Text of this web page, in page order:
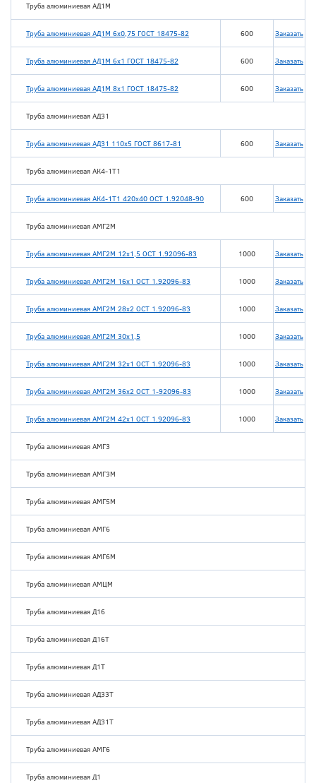
Труба алюминиевая АД1М
Труба алюминиевая АД1М 6х0,75 ГОСТ 18475-82 600 Заказать
Труба алюминиевая АД1М 6х1 ГОСТ 18475-82 600 Заказать
Труба алюминиевая АД1М 8х1 ГОСТ 18475-82 600 Заказать
Труба алюминиевая АД31
Труба алюминиевая АД31 110х5 ГОСТ 8617-81 600 Заказать
Труба алюминиевая АК4-1Т1
Труба алюминиевая АК4-1Т1 420х40 ОСТ 1.92048-90 600 Заказать
Труба алюминиевая АМГ2М
Труба алюминиевая АМГ2М 12х1,5 ОСТ 1.92096-83 1000 Заказать
Труба алюминиевая АМГ2М 16х1 ОСТ 1.92096-83 1000 Заказать
Труба алюминиевая АМГ2М 28х2 ОСТ 1.92096-83 1000 Заказать
Труба алюминиевая АМГ2М 30х1,5 1000 Заказать
Труба алюминиевая АМГ2М 32х1 ОСТ 1.92096-83 1000 Заказать
Труба алюминиевая АМГ2М 36х2 ОСТ 1-92096-83 1000 Заказать
Труба алюминиевая АМГ2М 42х1 ОСТ 1.92096-83 1000 Заказать
Труба алюминиевая АМГ3
Труба алюминиевая АМГ3М
Труба алюминиевая АМГ5М
Труба алюминиевая АМГ6
Труба алюминиевая АМГ6М
Труба алюминиевая АМЦМ
Труба алюминиевая Д16
Труба алюминиевая Д16Т
Труба алюминиевая Д1Т
Труба алюминиевая АД33Т
Труба алюминиевая АД31Т
Труба алюминиевая АМГ6
Труба алюминиевая Д1